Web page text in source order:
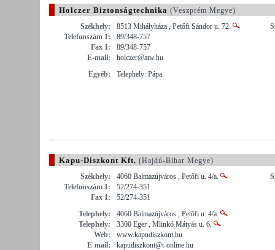
Holczer Biztonságtechnika (Veszprém Megye)
Székhely:
8513 Mihályháza , Petőfi Sándor u. 72.
Telefonszám 1:
89/348-757
Fax 1:
89/348-757
E-mail:
holczer@atw.hu
Egyéb:
Telephely: Pápa.
Kapu-Diszkont Kft. (Hajdú-Bihar Megye)
Székhely:
4060 Balmazújváros , Petőfi u. 4/a.
Telefonszám 1:
52/274-351
Fax 1:
52/274-351
Telephely:
4060 Balmazújváros , Petőfi u. 4/a.
Telephely:
3300 Eger , Mlinkó Mátyás u. 6.
Web:
www.kapudiszkont.hu
E-mail:
kapudiszkont@t-online.hu